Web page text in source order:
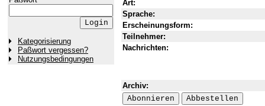
Kategorisierung
Paßwort vergessen?
Nutzungsbedingungen
Art:
Sprache:
Erscheinungsform:
Teilnehmer:
Nachrichten:
Archiv: